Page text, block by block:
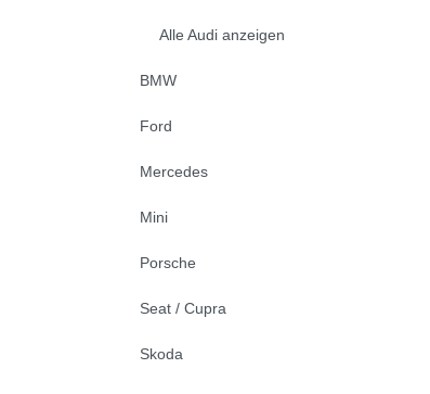
Alle Audi anzeigen
BMW
Ford
Mercedes
Mini
Porsche
Seat / Cupra
Skoda